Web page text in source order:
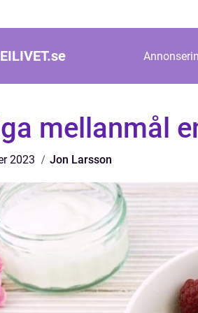
se
mellanmål
2023 Jon Larsson